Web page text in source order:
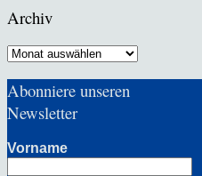
Archiv
Archiv
Abonniere unseren
Newsletter
Vorname